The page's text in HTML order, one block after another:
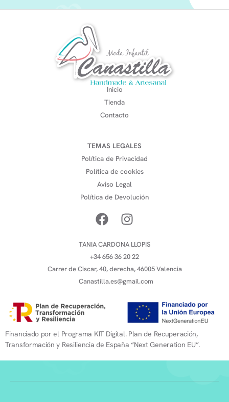
Inicio
Tienda
Contacto
TEMAS LEGALES
Política de Privacidad
Política de cookies
Aviso Legal
Política de Devolución
TANIA CARDONA LLOPIS
+34 656 36 20 22
Carrer de Ciscar, 40, derecha, 46005 Valencia
Canastilla.es@gmail.com
Financiado por el Programa KIT Digital. Plan de Recuperación,
Transformación y Resiliencia de España “Next Generation EU”.